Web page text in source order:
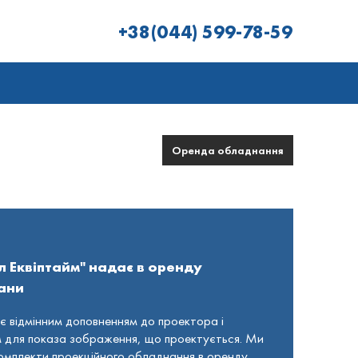
+38(044) 599-78-59
Оренда обладнання
Еквіптайм" надає в оренду
відмінним доповненням до проектора і
показа зображення, що проектується. Ми